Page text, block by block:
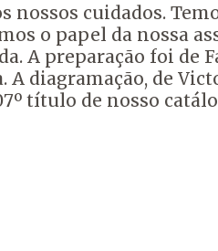
cuidados.
o papel da nossa
A preparação foi de
diagramação, de
título de nosso